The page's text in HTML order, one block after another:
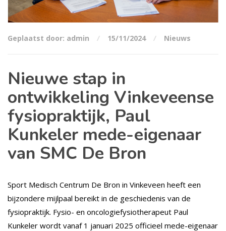
Geplaatst door: admin 15/11/2024 Nieuws
Nieuwe stap in
ontwikkeling Vinkeveense
fysiopraktijk, Paul
Kunkeler mede-eigenaar
van SMC De Bron
Sport Medisch Centrum De Bron in Vinkeveen heeft een
bijzondere mijlpaal bereikt in de geschiedenis van de
fysiopraktijk. Fysio- en oncologiefysiotherapeut Paul
Kunkeler wordt vanaf 1 januari 2025 officieel mede-eigenaar